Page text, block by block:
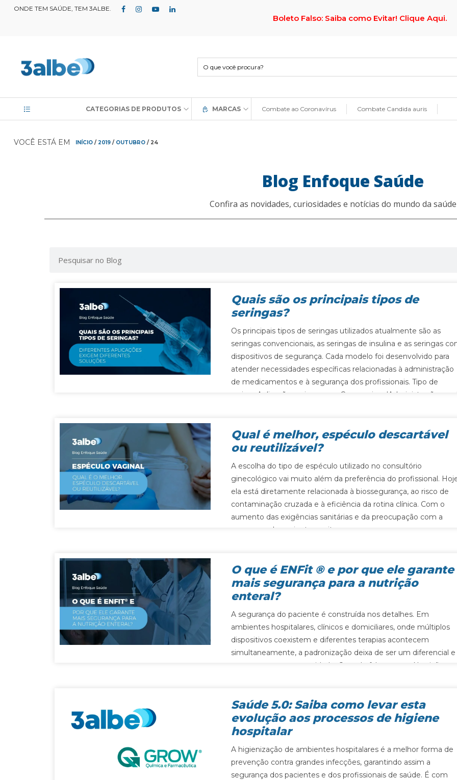
ONDE TEM SAÚDE, TEM 3ALBE.
Boleto Falso: Saiba como Evitar! Clique Aqui.
CATEGORIAS DE PRODUTOS MARCAS Combate ao Coronavírus Combate Candida auris
VOCÊ ESTÁ EM INÍCIO/ 2019/ OUTUBRO/ 24
Blog Enfoque Saúde
Confira as novidades, curiosidades e notícias do mundo da
Quais são os principais tipos de
seringas?
Os principais tipos de seringas utilizados atualmente são as
seringas convencionais, as seringas de insulina e as seringas
dispositivos de segurança. Cada modelo foi desenvolvido para
atender necessidades específicas relacionadas à administração
de medicamentos e à segurança dos profissionais. Tipo de
seringaAplicação mais comumConvencionalAdministração
Qual é melhor, espéculo descartável
ou reutilizável?
A escolha do tipo de espéculo utilizado no consultório
ginecológico vai muito além da preferência do profissional.
ela está diretamente relacionada à biossegurança, ao risco de
contaminação cruzada e à eficiência da rotina clínica. Com o
aumento das exigências sanitárias e da preocupação com a
segurança do paciente, muitas…
O que é ENFit ® e por que ele garante
mais segurança para a nutrição
enteral?
A segurança do paciente é construída nos detalhes. Em
ambientes hospitalares, clínicos e domiciliares, onde múltiplos
dispositivos coexistem e diferentes terapias acontecem
simultaneamente, a padronização deixa de ser um diferencial e
passa a ser uma necessidade. Quando falamos em Nutrição
Saúde 5.0: Saiba como levar esta
evolução aos processos de higiene
hospitalar
A higienização de ambientes hospitalares é a melhor forma de
prevenção contra grandes infecções, garantindo assim a
segurança dos pacientes e dos profissionais de saúde. É com